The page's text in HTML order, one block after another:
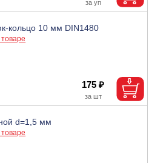
кольцо 10 мм DIN1480
175 ₽
d=1,5 мм